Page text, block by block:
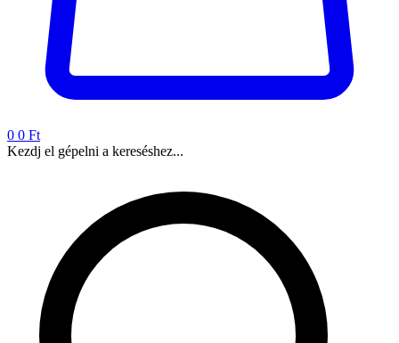
0 0 Ft
Kezdj el gépelni a kereséshez...